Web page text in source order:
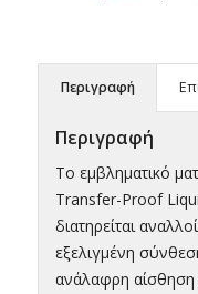
Περιγραφή
Περιγραφή
Το εμβληματικό
Transfer-Proof
διατηρείται
εξελιγμένη
ανάλαφρη αίσθηση